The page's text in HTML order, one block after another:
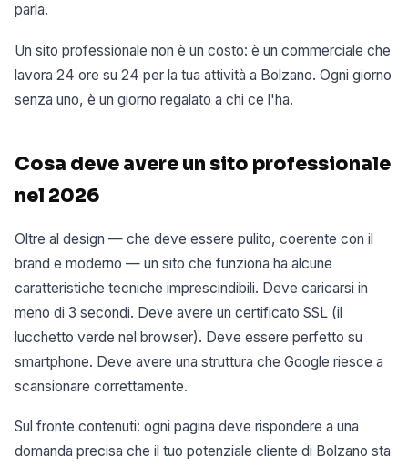
parla.
Un sito professionale non è un costo: è un commerciale che
lavora 24 ore su 24 per la tua attività a Bolzano. Ogni giorno
senza uno, è un giorno regalato a chi ce l'ha.
Cosa deve avere un sito professionale
nel 2026
Oltre al design — che deve essere pulito, coerente con il
brand e moderno — un sito che funziona ha alcune
caratteristiche tecniche imprescindibili. Deve caricarsi in
meno di 3 secondi. Deve avere un certificato SSL (il
lucchetto verde nel browser). Deve essere perfetto su
smartphone. Deve avere una struttura che Google riesce a
scansionare correttamente.
Sul fronte contenuti: ogni pagina deve rispondere a una
domanda precisa che il tuo potenziale cliente di Bolzano sta